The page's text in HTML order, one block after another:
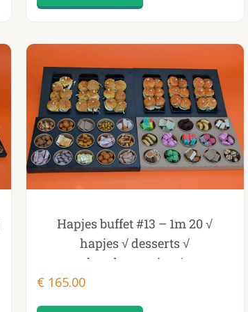
GENOMINEERD BESTE ONLINE
Hapjes buffet #13 – 1m 20 √
hapjes √ desserts √
hamburgertjes √
€ 165.00